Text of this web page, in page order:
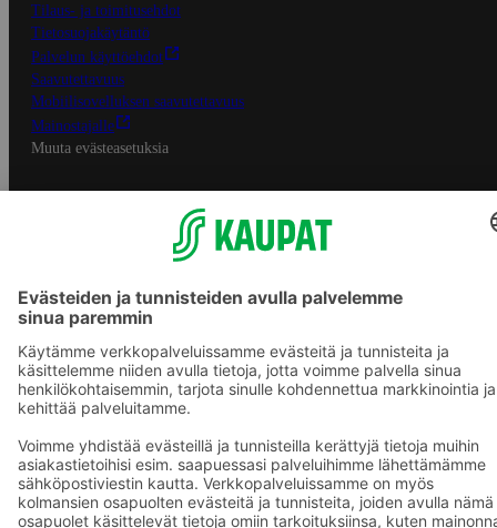
Tilaus- ja toimitusehdot
Tietosuojakäytäntö
Palvelun käyttöehdot
Saavutettavuus
Mobiilisovelluksen saavutettavuus
Mainostajalle
Muuta evästeasetuksia
S-ryhmän palvelut
S-ryhmä
Asiakasomistajuus
Yhteishyvä Ruoka -sovellus
S-ostoslista -sovellus
Prisma.fi
Sokos.fi
S-Pankki
Yhteishyvä
Sokos Hotels
Raflaamo